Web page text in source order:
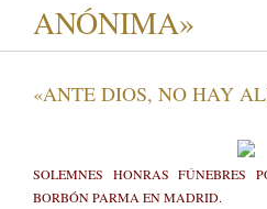
ANÓNIMA»
«ANTE DIOS, NO HAY
SOLEMNES HONRAS FÚNEBRES
BORBÓN PARMA EN MADRID.